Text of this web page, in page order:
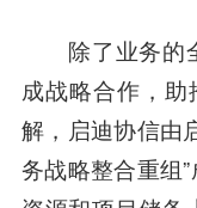
除了业务的全
成战略合作，助
解，启迪协信由
务战略整合重组